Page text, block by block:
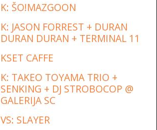
K: ŠO!MAZGOON
K: JASON FORREST + DURAN
DURAN DURAN + TERMINAL 11
KSET CAFFE
K: TAKEO TOYAMA TRIO +
SENKING + DJ STROBOCOP @
GALERIJA SC
VS: SLAYER